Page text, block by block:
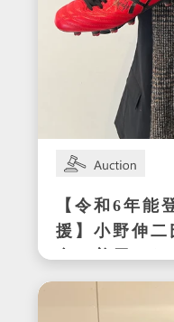
【令和6年
援】小野伸
合で着用し
イク